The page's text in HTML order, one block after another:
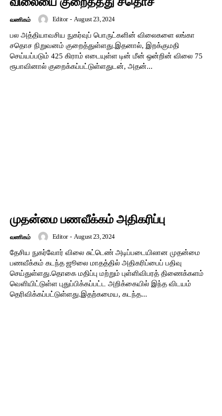
வணிகம் Editor - August 23, 2024
பல அத்தியாவசிய நுகர்வுப் பொருட்களின் விலைகளை லங்கா
சதொச நிறுவனம் குறைத்துள்ளது.இதனால், இறக்குமதி
செய்யப்படும் 425 கிராம் எடையுள்ள டின் மீன் ஒன்றின் விலை 75
ரூபாவினால் குறைக்கப்பட்டுள்ளதுடன், அதன்...
முதன்மை பணவீக்கம் அதிகரிப்பு
வணிகம் Editor - August 23, 2024
தேசிய நுகர்வோர் விலை சுட்டெண் அடிப்படையிலான முதன்மை
பணவீக்கம் கடந்த ஜூலை மாதத்தில் அதிகரிப்பைப் பதிவு
செய்துள்ளது.தொகை மதிப்பு மற்றும் புள்ளிவிபரத் திணைக்களம்
வெளியிட்டுள்ள புதுப்பிக்கப்பட்ட அறிக்கையில் இந்த விடயம்
தெரிவிக்கப்பட்டுள்ளது.இதற்கமைய, கடந்த...